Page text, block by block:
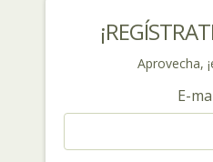
Aprovecha,
E-